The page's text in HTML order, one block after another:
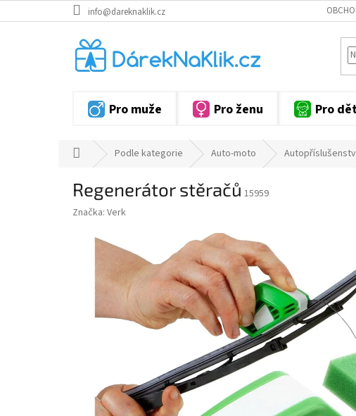
na
info@dareknaklik.cz
Pro muže Pro ženu Pro
Domů Podle kategorie Auto-moto
Regenerátor stěračů 15959
Značka: Verk